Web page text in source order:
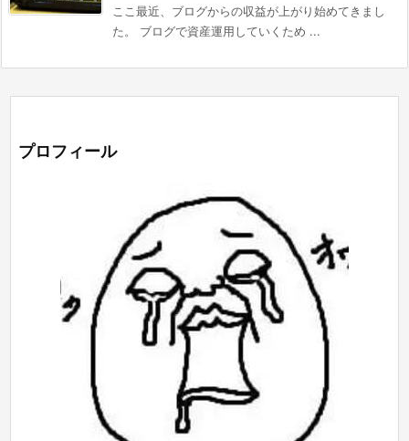
ここ最近、ブログからの収益が上がり始めてきまし
た。 ブログで資産運用していくため ...
プロフィール